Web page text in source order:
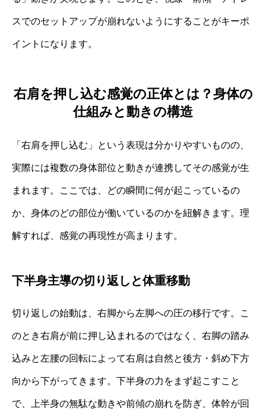
スでのセットアップが崩れないようにすることがキーポ
イントになります。
右肩を押し込む感覚の正体とは？身体の
仕組みと動きの構造
「右肩を押し込む」という表現は分かりやすいものの、
実際には複数の身体部位と動きが連携してその感覚が生
まれます。ここでは、どの瞬間に何が起こっているの
か、身体のどの部位が働いているのかを紐解きます。理
解すれば、感覚の再現性が高まります。
下半身主導の切り返しと体重移動
切り返しの始動は、右脚から左脚への圧の移行です。こ
のとき右肩が前に押し込まれるのではなく、右脚の踏み
込みと左腰の回転によって右肩は自然と後方・斜め下方
向から下がってきます。下半身の力をまず起こすこと
で、上半身の無駄な動きや前傾の崩れを防ぎ、体幹が回